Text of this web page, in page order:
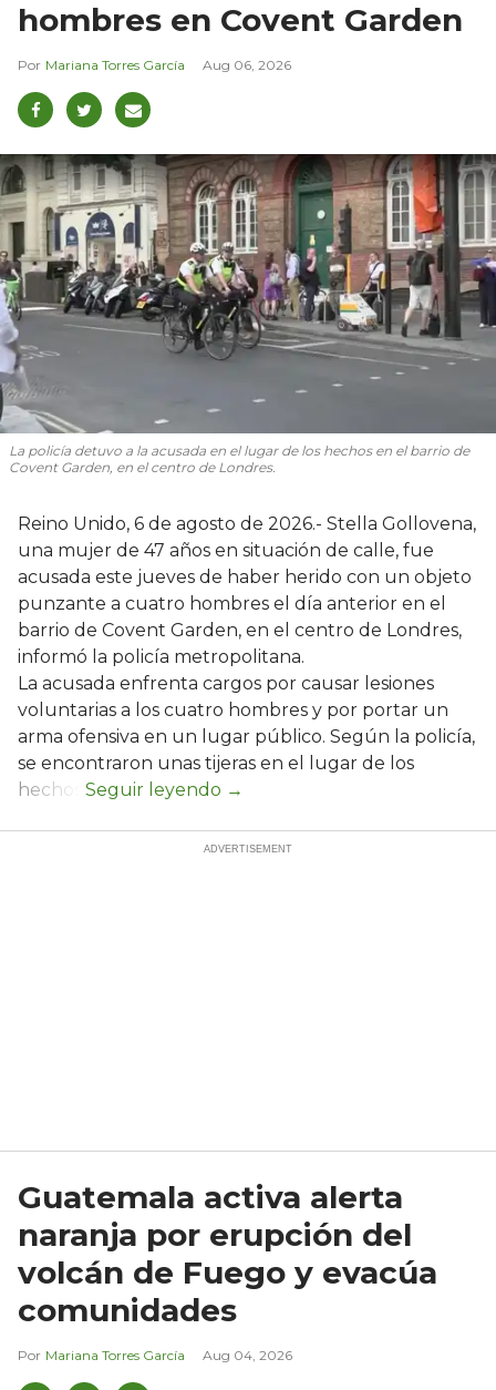
hombres en Covent Garden
Mariana Torres García Aug 06, 2026
La policía detuvo a la acusada en el lugar de los hechos en el barrio de
Covent Garden, en el centro de Londres.
Reino Unido, 6 de agosto de 2026.- Stella Gollovena,
una mujer de 47 años en situación de calle, fue
acusada este jueves de haber herido con un objeto
punzante a cuatro hombres el día anterior en el
barrio de Covent Garden, en el centro de Londres,
informó la policía metropolitana.
La acusada enfrenta cargos por causar lesiones
voluntarias a los cuatro hombres y por portar un
arma ofensiva en un lugar público. Según la policía,
se encontraron unas tijeras en el lugar de los
hechos.
Guatemala activa alerta
naranja por erupción del
volcán de Fuego y evacúa
comunidades
Mariana Torres García Aug 04, 2026